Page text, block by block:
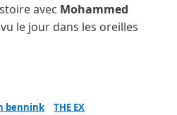
avec Mohammed
le jour dans les oreilles
bennink
THE EX